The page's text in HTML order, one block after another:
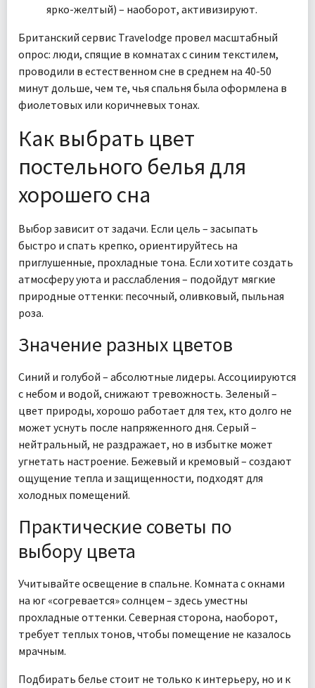
ярко-желтый) – наоборот, активизируют.
Британский сервис Travelodge провел масштабный
опрос: люди, спящие в комнатах с синим текстилем,
проводили в естественном сне в среднем на 40-50
минут дольше, чем те, чья спальня была оформлена в
фиолетовых или коричневых тонах.
Как выбрать цвет
постельного белья для
хорошего сна
Выбор зависит от задачи. Если цель – засыпать
быстро и спать крепко, ориентируйтесь на
приглушенные, прохладные тона. Если хотите создать
атмосферу уюта и расслабления – подойдут мягкие
природные оттенки: песочный, оливковый, пыльная
роза.
Значение разных цветов
Синий и голубой – абсолютные лидеры. Ассоциируются
с небом и водой, снижают тревожность. Зеленый –
цвет природы, хорошо работает для тех, кто долго не
может уснуть после напряженного дня. Серый –
нейтральный, не раздражает, но в избытке может
угнетать настроение. Бежевый и кремовый – создают
ощущение тепла и защищенности, подходят для
холодных помещений.
Практические советы по
выбору цвета
Учитывайте освещение в спальне. Комната с окнами
на юг «согревается» солнцем – здесь уместны
прохладные оттенки. Северная сторона, наоборот,
требует теплых тонов, чтобы помещение не казалось
мрачным.
Подбирать белье стоит не только к интерьеру, но и к